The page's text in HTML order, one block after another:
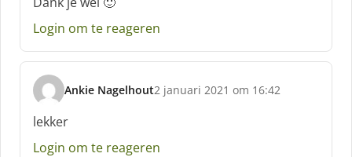
h
r
e
f
:
Login om te reageren
Ankie Nagelhout
s
c
h
r
2 januari 2021 om 16:42
lekker
Login om te reageren